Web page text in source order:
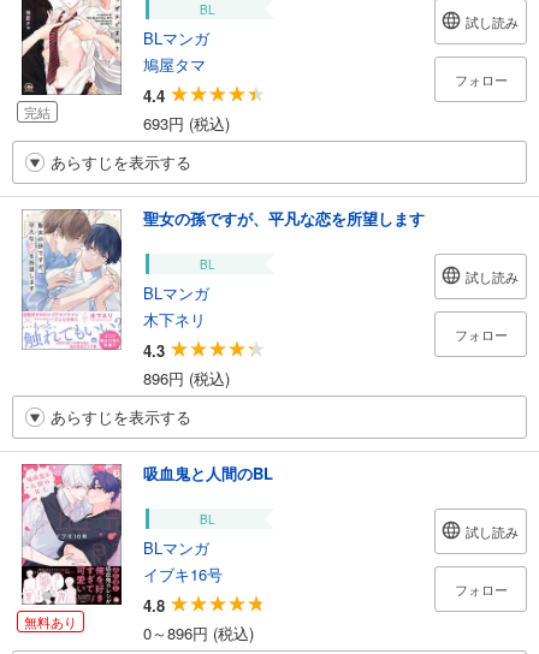
完結
BL
BLマンガ
鳩屋タマ
4.4
693円 (税込)
試し読み
フォロー
あらすじを表示する
聖女の孫ですが、平凡な恋を所望します
BL
BLマンガ
木下ネリ
4.3
896円 (税込)
試し読み
フォロー
あらすじを表示する
無料あり
吸血鬼と人間のBL
BL
BLマンガ
イブキ16号
4.8
0～896円 (税込)
試し読み
フォロー